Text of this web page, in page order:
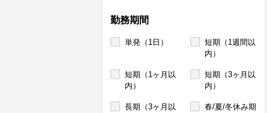
勤務期間
単発（1日）
短期（1週間以
内）
短期（1ヶ月以
内）
短期（3ヶ月以
内）
長期（3ヶ月以
春/夏/冬休み期